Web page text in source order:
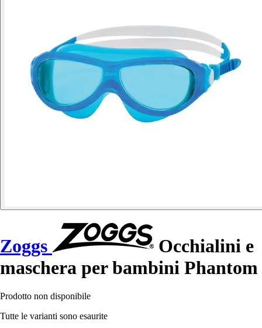
Zoggs
Occhialini e
maschera per bambini Phantom
Prodotto non disponibile
Tutte le varianti sono esaurite